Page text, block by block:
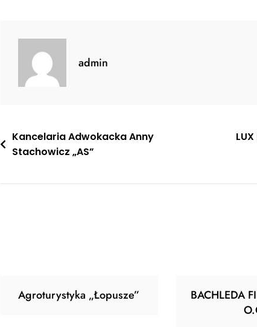
admin
Nawigacja
wpisu
Kancelaria Adwokacka Anny
Stachowicz „AS”
Agroturystyka „Łopusze”
BACHLEDA